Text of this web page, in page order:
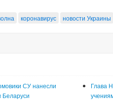
коронавирус новости Украины
СУ нанесли
Беларуси
Глава